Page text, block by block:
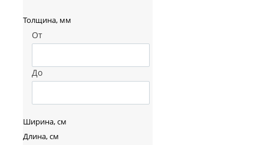
Толщина, мм
От
До
Ширина, см
Длина, см